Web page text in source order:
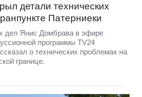
детали технических
Патерниеки
дел Янис Домбрава в эфире
программы TV24
о технических проблемах на
границе.